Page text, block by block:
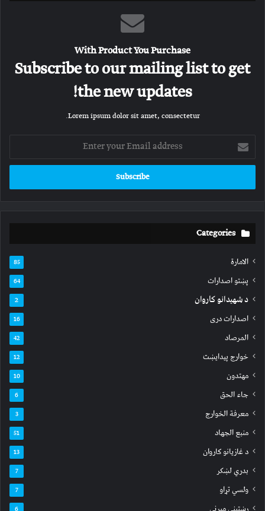
With Product You Purchase
Subscribe to our mailing list to get
the new updates!
Lorem ipsum dolor sit amet, consectetur.
Enter
your
Email
Categories
الامارة 85
پښتو اصدارات 64
د شهیدانو کاروان 2
اصدارات دری 16
المرصاد 42
خوارج پیدایښت 12
مهتدون 10
جاء الحق 6
معرفة الخوارج 3
منبع الجهاد 51
د غازیانو کاروان 13
بدري لښکر 7
ولسي تړاو 7